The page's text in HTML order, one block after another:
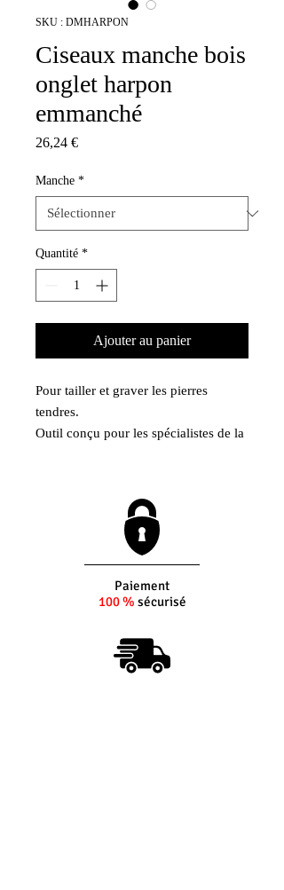
SKU : DMHARPON
Ciseaux manche bois
onglet harpon
emmanché
26,24 €Prix
Manche *
Quantité *
Ajouter au panier
Pour tailler et graver les pierres
tendres.
Outil conçu pour les spécialistes de la
Paiement
100 % sécurisé